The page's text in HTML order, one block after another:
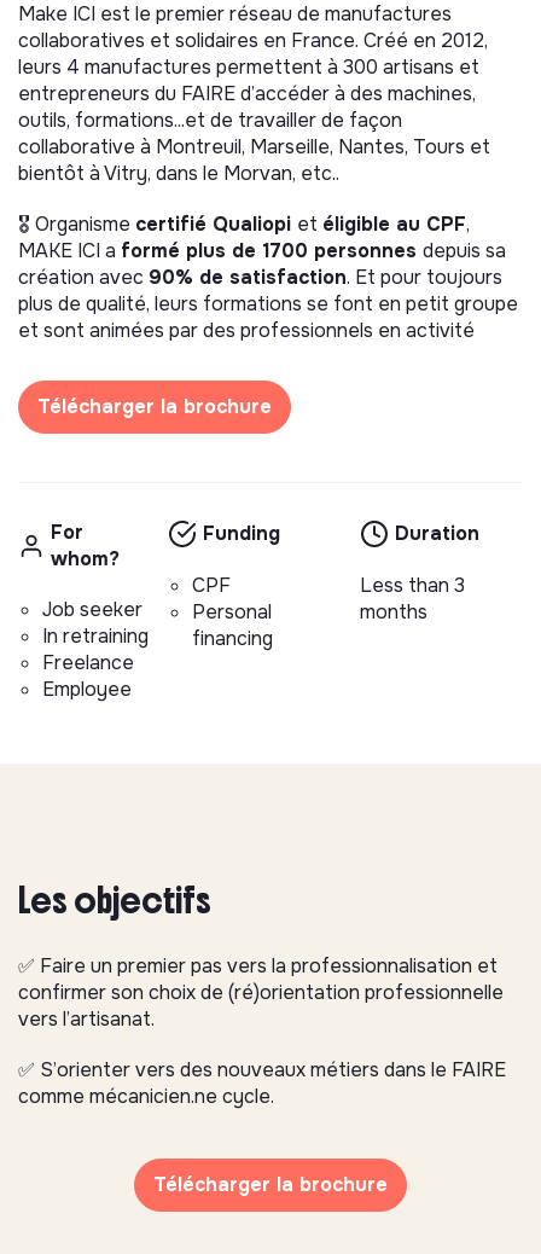
Make ICI est le premier réseau de manufactures
collaboratives et solidaires en France. Créé en 2012,
leurs 4 manufactures permettent à 300 artisans et
entrepreneurs du FAIRE d’accéder à des machines,
outils, formations...et de travailler de façon
collaborative à Montreuil, Marseille, Nantes, Tours et
bientôt à Vitry, dans le Morvan, etc..
🎖 Organisme certifié Qualiopi et éligible au CPF,
MAKE ICI a formé plus de 1700 personnes depuis sa
création avec 90% de satisfaction. Et pour toujours
plus de qualité, leurs formations se font en petit groupe
et sont animées par des professionnels en activité
Télécharger la brochure
For
whom?
Job seeker
In retraining
Freelance
Employee
Funding
CPF
Personal
financing
Duration
Less than 3
months
Les objectifs
✅ Faire un premier pas vers la professionnalisation et
confirmer son choix de (ré)orientation professionnelle
vers l’artisanat.
✅ S’orienter vers des nouveaux métiers dans le FAIRE
comme mécanicien.ne cycle.
Télécharger la brochure